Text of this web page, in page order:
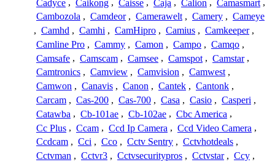
Cadyce , Caikong , Caisse , Caja , Calion , Camasmart ,
Cambozola , Camdeor , Camerawelt , Camery , Cameye
, Camhd , Camhi , CamHipro , Camius , Camkeeper ,
Camline Pro , Cammy , Camon , Campo , Camqo ,
Camsafe , Camscam , Camsee , Camspot , Camstar ,
Camtronics , Camview , Camvision , Camwest ,
Camwon , Canavis , Canon , Cantek , Cantonk ,
Carcam , Cas-200 , Cas-700 , Casa , Casio , Casperi ,
Catawba , Cb-101ae , Cb-102ae , Cbc America ,
Cc Plus , Ccam , Ccd Ip Camera , Ccd Video Camera ,
Ccdcam , Cci , Cco , Cctv Sentry , Cctvhotdeals ,
Cctvman , Cctvr3 , Cctvsecuritypros , Cctvstar , Ccy ,